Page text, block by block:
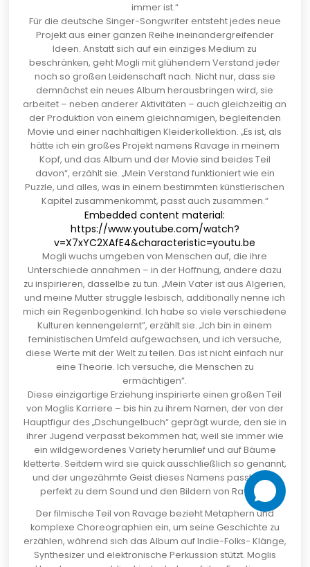
immer ist.“
Für die deutsche Singer-Songwriter entsteht jedes neue
Projekt aus einer ganzen Reihe ineinandergreifender
Ideen. Anstatt sich auf ein einziges Medium zu
beschränken, geht Mogli mit glühendem Verstand jeder
noch so großen Leidenschaft nach. Nicht nur, dass sie
demnächst ein neues Album herausbringen wird, sie
arbeitet – neben anderer Aktivitäten – auch gleichzeitig an
der Produktion von einem gleichnamigen, begleitenden
Movie und einer nachhaltigen Kleiderkollektion. „Es ist, als
hätte ich ein großes Projekt namens Ravage in meinem
Kopf, und das Album und der Movie sind beides Teil
davon“, erzählt sie. „Mein Verstand funktioniert wie ein
Puzzle, und alles, was in einem bestimmten künstlerischen
Kapitel zusammenkommt, passt auch zusammen.“
Embedded content material:
https://www.youtube.com/watch?
v=X7xYC2XAfE4&characteristic=youtu.be
Mogli wuchs umgeben von Menschen auf, die ihre
Unterschiede annahmen – in der Hoffnung, andere dazu
zu inspirieren, dasselbe zu tun. „Mein Vater ist aus Algerien,
und meine Mutter struggle lesbisch, additionally nenne ich
mich ein Regenbogenkind. Ich habe so viele verschiedene
Kulturen kennengelernt”, erzählt sie. „Ich bin in einem
feministischen Umfeld aufgewachsen, und ich versuche,
diese Werte mit der Welt zu teilen. Das ist nicht einfach nur
eine Theorie. Ich versuche, die Menschen zu
ermächtigen”.
Diese einzigartige Erziehung inspirierte einen großen Teil
von Moglis Karriere – bis hin zu ihrem Namen, der von der
Hauptfigur des „Dschungelbuch“ geprägt wurde, den sie in
ihrer Jugend verpasst bekommen hat, weil sie immer wie
ein wildgewordenes Variety herumlief und auf Bäume
kletterte. Seitdem wird sie quick ausschließlich so genannt,
und der ungezähmte Geist dieses Namens passt auch
perfekt zu dem Sound und den Bildern von Ravage.
Der filmische Teil von Ravage bezieht Metaphern und
komplexe Choreographien ein, um seine Geschichte zu
erzählen, während sich das Album auf Indie-Folks- Klänge,
Synthesizer und elektronische Perkussion stützt. Moglis